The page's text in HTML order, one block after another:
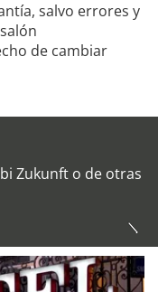
salvo errores y
de cambiar
Zukunft o de otras